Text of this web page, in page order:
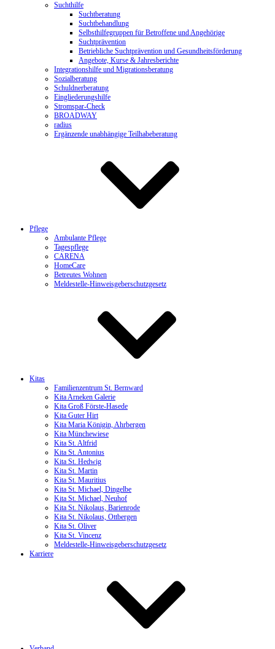
Suchthilfe
Suchtberatung
Suchtbehandlung
Selbsthilfegruppen für Betroffene und Angehörige
Suchtprävention
Betriebliche Suchtprävention und Gesundheitsförderung
Angebote, Kurse & Jahresberichte
Integrationshilfe und Migrationsberatung
Sozialberatung
Schuldnerberatung
Eingliederungshilfe
Stromspar-Check
BROADWAY
radius
Ergänzende unabhängige Teilhabeberatung
Pflege
Ambulante Pflege
Tagespflege
CARENA
HomeCare
Betreutes Wohnen
Meldestelle-Hinweisgeberschutzgesetz
Kitas
Familienzentrum St. Bernward
Kita Arneken Galerie
Kita Groß Förste-Hasede
Kita Guter Hirt
Kita Maria Königin, Ahrbergen
Kita Münchewiese
Kita St. Altfrid
Kita St. Antonius
Kita St. Hedwig
Kita St. Martin
Kita St. Mauritius
Kita St. Michael, Dingelbe
Kita St. Michael, Neuhof
Kita St. Nikolaus, Barienrode
Kita St. Nikolaus, Ottbergen
Kita St. Oliver
Kita St. Vincenz
Meldestelle-Hinweisgeberschutzgesetz
Karriere